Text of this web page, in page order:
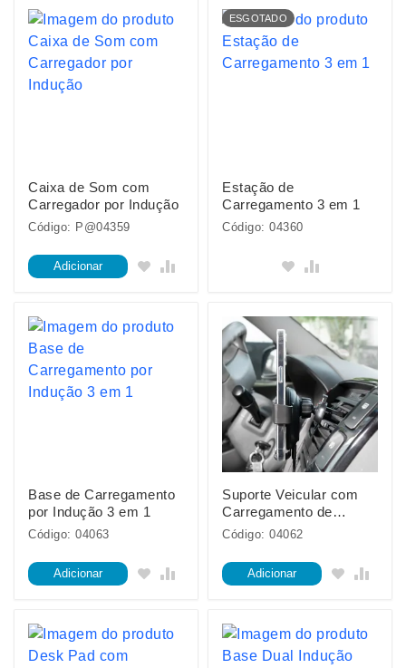
Caixa de Som com
Carregador por Indução
Código: P@04359
Adicionar
ESGOTADO
Estação de
Carregamento 3 em 1
Código: 04360
Base de Carregamento
por Indução 3 em 1
Código: 04063
Adicionar
Suporte Veicular com
Carregamento de
Indução
Código: 04062
Adicionar